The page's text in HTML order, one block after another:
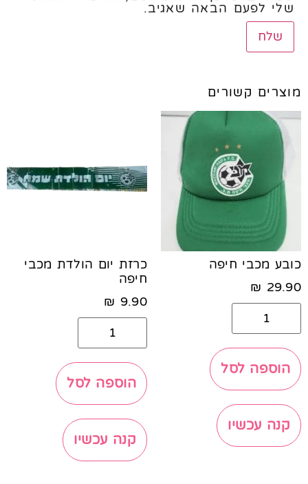
שלי לפעם הבאה שאגיב.
מוצרים קשורים
כובע מכבי חיפה
29.90
₪
הוספה לסל
קנה עכשיו
כרזת יום הולדת מכבי
חיפה
9.90
₪
הוספה לסל
קנה עכשיו